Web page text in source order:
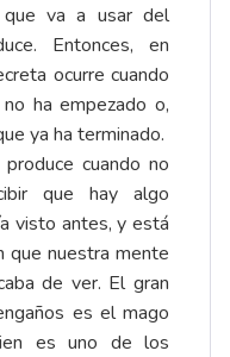
va a usar del
Entonces, en
ocurre cuando
ha empezado o,
ya ha terminado.
cuando no
que hay algo
visto antes, y está
que nuestra mente
de ver. El gran
es el mago
es uno de los